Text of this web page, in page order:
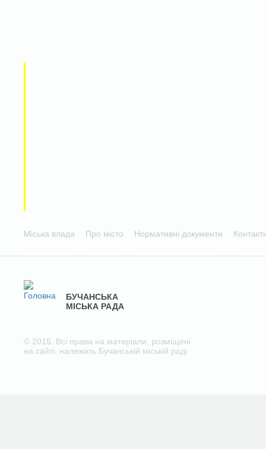
Міська влада Про місто Нормативні документи
БУЧАНСЬКА
МІСЬКА РАДА
© 2015. Всі права на матеріали, розміщені
на сайті, належать Бучанській міській раді